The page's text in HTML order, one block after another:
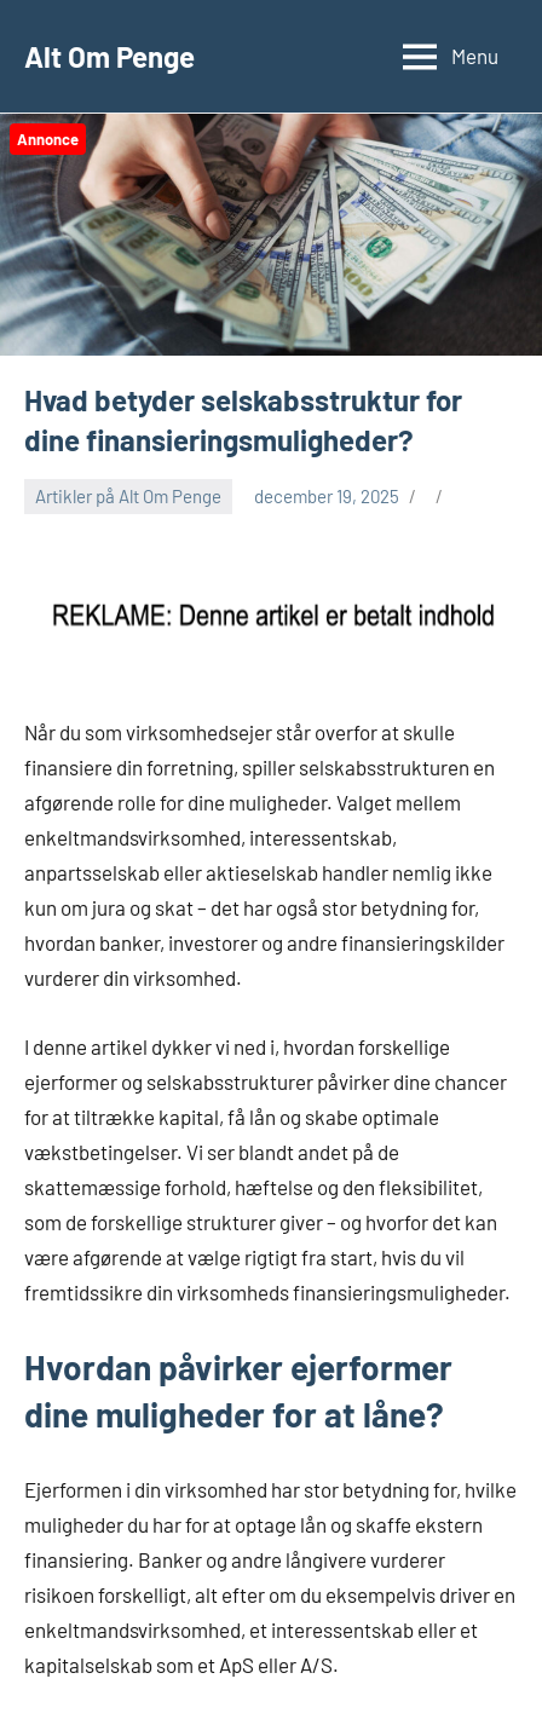
Alt Om Penge Menu
Annonce
Hvad betyder selskabsstruktur for
dine finansieringsmuligheder?
Artikler på Alt Om Penge december 19, 2025
Når du som virksomhedsejer står overfor at skulle
finansiere din forretning, spiller selskabsstrukturen en
afgørende rolle for dine muligheder. Valget mellem
enkeltmandsvirksomhed, interessentskab,
anpartsselskab eller aktieselskab handler nemlig ikke
kun om jura og skat – det har også stor betydning for,
hvordan banker, investorer og andre finansieringskilder
vurderer din virksomhed.
I denne artikel dykker vi ned i, hvordan forskellige
ejerformer og selskabsstrukturer påvirker dine chancer
for at tiltrække kapital, få lån og skabe optimale
vækstbetingelser. Vi ser blandt andet på de
skattemæssige forhold, hæftelse og den fleksibilitet,
som de forskellige strukturer giver – og hvorfor det kan
være afgørende at vælge rigtigt fra start, hvis du vil
fremtidssikre din virksomheds finansieringsmuligheder.
Hvordan påvirker ejerformer
dine muligheder for at låne?
Ejerformen i din virksomhed har stor betydning for, hvilke
muligheder du har for at optage lån og skaffe ekstern
finansiering. Banker og andre långivere vurderer
risikoen forskelligt, alt efter om du eksempelvis driver en
enkeltmandsvirksomhed, et interessentskab eller et
kapitalselskab som et ApS eller A/S.